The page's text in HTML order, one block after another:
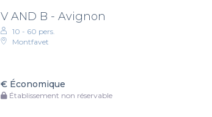
V AND B - Avignon
10 - 60 pers.
Montfavet
€Économique
Établissement non réservable